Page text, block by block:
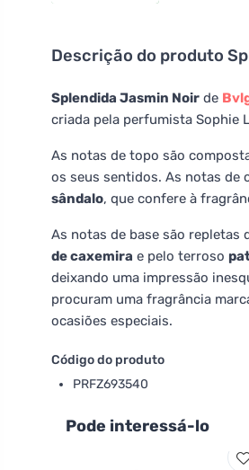
Descrição do produto
Splendida Jasmin Noir de
criada pela perfumista Sophie
As notas de topo são
os seus sentidos. As notas de
sândalo, que confere à
As notas de base são repletas
de caxemira e pelo terroso
deixando uma impressão
procuram uma fragrância
ocasiões especiais.
Código do produto
PRFZ693540
Pode interessá-lo